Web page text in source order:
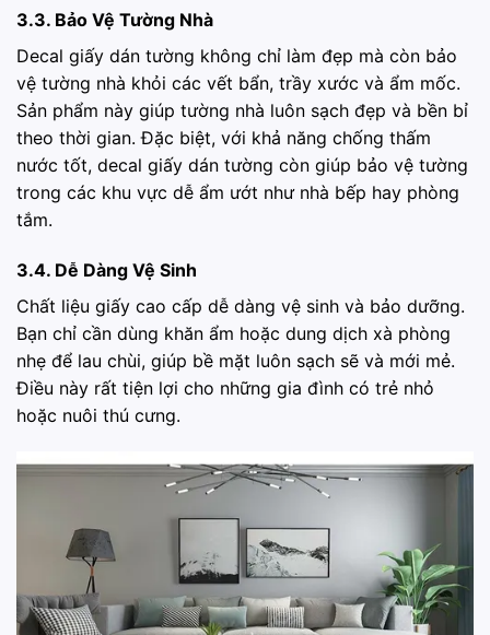
3.3. Bảo Vệ Tường Nhà
Decal giấy dán tường không chỉ làm đẹp mà còn bảo
vệ tường nhà khỏi các vết bẩn, trầy xước và ẩm mốc.
Sản phẩm này giúp tường nhà luôn sạch đẹp và bền bỉ
theo thời gian. Đặc biệt, với khả năng chống thấm
nước tốt, decal giấy dán tường còn giúp bảo vệ tường
trong các khu vực dễ ẩm ướt như nhà bếp hay phòng
tắm.
3.4. Dễ Dàng Vệ Sinh
Chất liệu giấy cao cấp dễ dàng vệ sinh và bảo dưỡng.
Bạn chỉ cần dùng khăn ẩm hoặc dung dịch xà phòng
nhẹ để lau chùi, giúp bề mặt luôn sạch sẽ và mới mẻ.
Điều này rất tiện lợi cho những gia đình có trẻ nhỏ
hoặc nuôi thú cưng.